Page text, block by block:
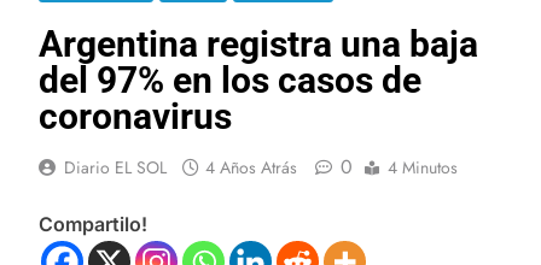
Argentina registra una baja
del 97% en los casos de
coronavirus
Diario EL SOL 4 Años Atrás 0 4 Minutos
Compartilo!